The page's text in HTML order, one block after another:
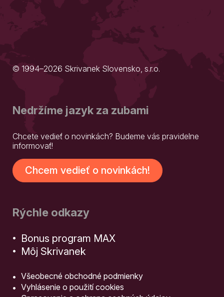
© 1994–2026 Skrivanek Slovensko, s.r.o.
Nedržíme jazyk za zubami
Chcete vedieť o novinkách? Budeme vás pravidelne
informovať!
Chcem vedieť o novinkách!
Rýchle odkazy
Bonus program MAX
Môj Skrivanek
Všeobecné obchodné podmienky
Vyhlásenie o použití cookies